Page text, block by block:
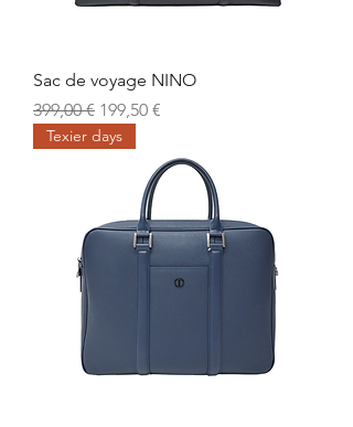
Sac de voyage NINO
Prix original
399,00 € Prix promotionnel
199,50 €
Texier days